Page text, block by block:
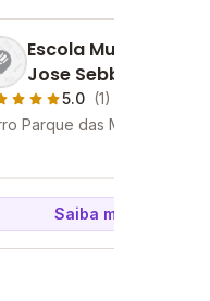
Escola Municipal
Jose Sebba
5.0 (1)
Parque das Mangueiras -
Saiba mais